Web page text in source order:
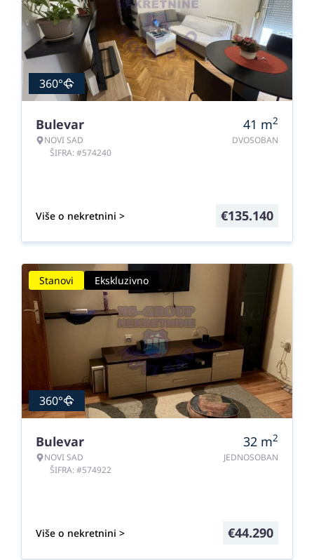
360°
Bulevar
NOVI SAD
ŠIFRA: #574240
41 m2
DVOSOBAN
Više o nekretnini > €135.140
Stanovi Ekskluzivno
360°
Bulevar
NOVI SAD
ŠIFRA: #574922
32 m2
JEDNOSOBAN
Više o nekretnini > €44.290